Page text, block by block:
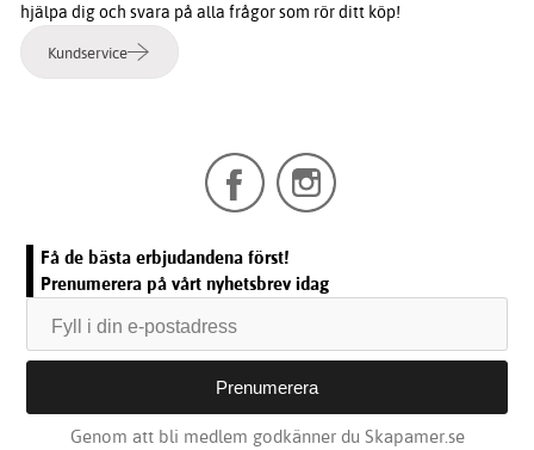
hjälpa dig och svara på alla frågor som rör ditt köp!
Kundservice
Få de bästa erbjudandena först!
Prenumerera på vårt nyhetsbrev idag
Genom att bli medlem godkänner du Skapamer.se